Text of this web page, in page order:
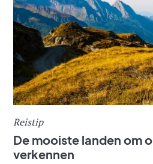
Reistip
De mooiste landen om
verkennen